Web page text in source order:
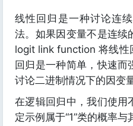
线性回归是一种讨论连
法。如果因变量不是连续
logit link function 将线性
回归是一种简单，快速而
讨论二进制情况下的因变
在逻辑回归中，我们使用
定示例属于“1”类的概率与